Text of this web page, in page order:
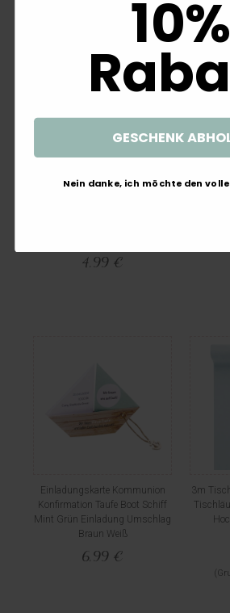
Weitere
4,99 €
Einladungskarte Kommunion
Konfirmation Taufe Boot Schiff
Mint Grün Einladung Umschlag
Braun Weiß
6,99 €
3m
10%
GESCHENK
Nein danke, ich möchte den